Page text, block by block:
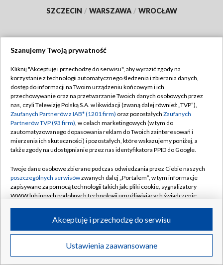
SZCZECIN / WARSZAWA / WROCŁAW
TVP
Abonament TVP
Emisja w TVP
Centrum informacji TVP
Naziemna Telewizja Cyfrowa
Rada Programowa
System NOS
Informacje o nadawcy
Program dla prasy
Ogłoszenie przetargowe
Regulamin TVP
Polityka prywatności
Moje zgody
Pomoc
Kontakt
Kanały
©2026 Telewizja Polska S.A. w likwidacji
Szanujemy Twoją prywatność
Kliknij "Akceptuję i przechodzę do serwisu", aby wyrazić zgody na
korzystanie z technologii automatycznego śledzenia i zbierania danych,
dostęp do informacji na Twoim urządzeniu końcowym i ich
przechowywanie oraz na przetwarzanie Twoich danych osobowych przez
nas, czyli Telewizję Polską S.A. w likwidacji (zwaną dalej również „TVP”),
Zaufanych Partnerów z IAB* (1201 firm) oraz pozostałych Zaufanych
Partnerów TVP (93 firm), w celach marketingowych (w tym do
zautomatyzowanego dopasowania reklam do Twoich zainteresowań i
mierzenia ich skuteczności) i pozostałych, które wskazujemy poniżej, a
także zgody na udostępnianie przez nas identyfikatora PPID do Google.
Twoje dane osobowe zbierane podczas odwiedzania przez Ciebie naszych
poszczególnych serwisówzwanych dalej „Portalem”, w tym informacje
zapisywane za pomocą technologii takich jak: pliki cookie, sygnalizatory
WWW lub innych podobnych technologii umożliwiających świadczenie
ruchu w Internecie.
Twoje dane osobowe zbierane podczas odwiedzania przez Ciebie
poszczególnych serwisówna Portalu, takie jak adresy IP, identyfikatory
Ustawienia zaawansowane
Akceptuję i przechodzę do serwisu